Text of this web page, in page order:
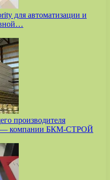
для автоматизации и
производителя
— компании БКМ-СТРОЙ